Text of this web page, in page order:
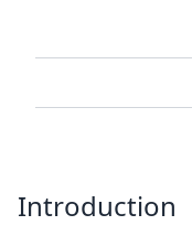
Introduction